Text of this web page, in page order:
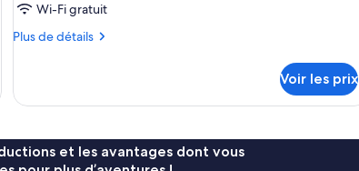
Wi-Fi gratuit
Plus de détails
Plus
le
chambre
Cabane
Voir les prix
et les avantages dont vous